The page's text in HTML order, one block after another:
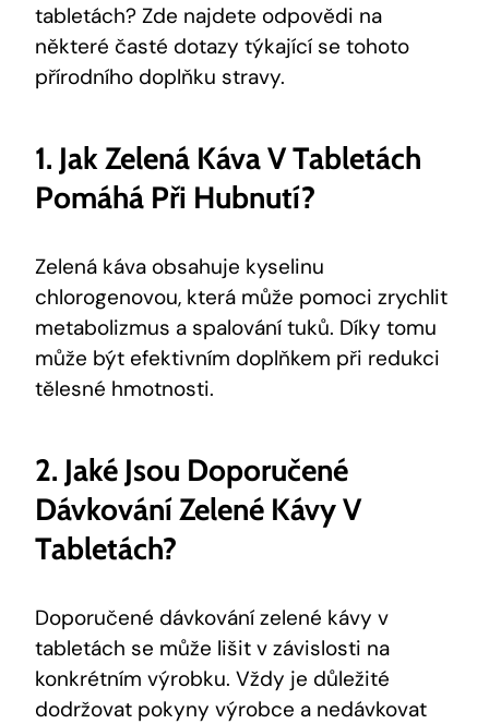
tabletách? Zde najdete odpovědi na
některé časté dotazy týkající se tohoto
přírodního doplňku stravy.
1. Jak Zelená Káva V Tabletách
Pomáhá Při Hubnutí?
Zelená káva obsahuje kyselinu
chlorogenovou, která může pomoci zrychlit
metabolizmus a spalování tuků. Díky tomu
může být efektivním doplňkem při redukci
tělesné hmotnosti.
2. Jaké Jsou Doporučené
Dávkování Zelené KávyV
Tabletách?
Doporučené dávkování zelené kávy v
tabletách se může lišit v závislosti na
konkrétním výrobku. Vždy je důležité
dodržovat pokyny výrobce a nedávkovat